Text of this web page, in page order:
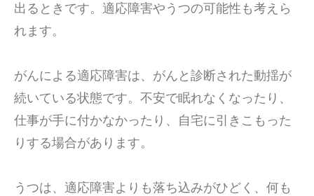
出るときです。適応障害やうつの可能性も考えら
れます。
がんによる適応障害は、がんと診断された動揺が
続いている状態です。不安で眠れなくなったり、
仕事が手に付かなかったり、自宅に引きこもった
りする場合があります。
うつは、適応障害よりも落ち込みがひどく、何も